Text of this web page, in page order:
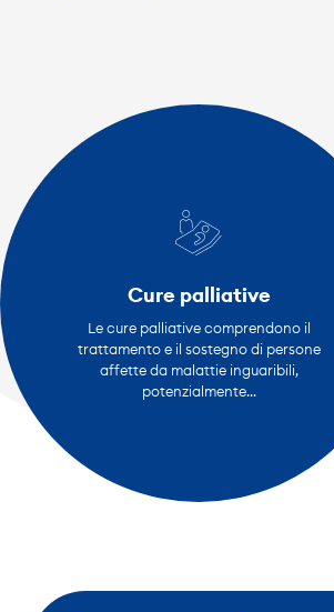
Cure palliative
Le cure palliative comprendono il
trattamento e il sostegno di persone
affette da malattie inguaribili,
potenzialmente...